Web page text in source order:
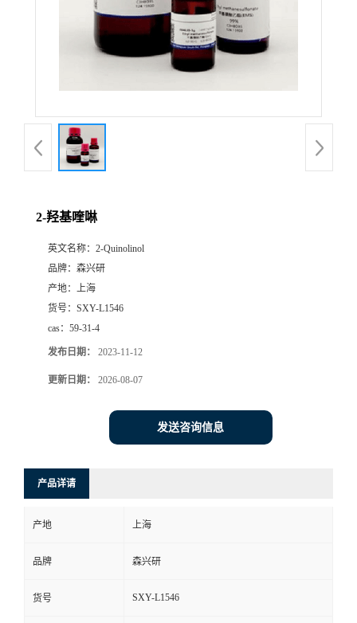
2-羟基喹啉
英文名称： 2-Quinolinol
品牌： 森兴研
产地： 上海
货号： SXY-L1546
cas： 59-31-4
发布日期： 2023-11-12
更新日期： 2026-08-07
发送咨询信息
产品详请
产地 上海
品牌 森兴研
货号 SXY-L1546